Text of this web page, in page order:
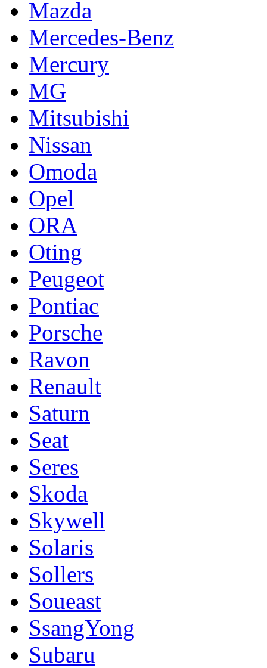
Mazda
Mercedes-Benz
Mercury
MG
Mitsubishi
Nissan
Omoda
Opel
ORA
Oting
Peugeot
Pontiac
Porsche
Ravon
Renault
Saturn
Seat
Seres
Skoda
Skywell
Solaris
Sollers
Soueast
SsangYong
Subaru